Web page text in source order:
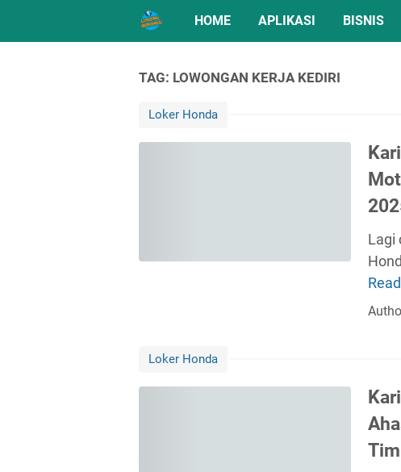
HOME APLIKASI BISNIS
TAG: LOWONGAN KERJA KEDIRI
Loker Honda
Lagi
Loker Honda